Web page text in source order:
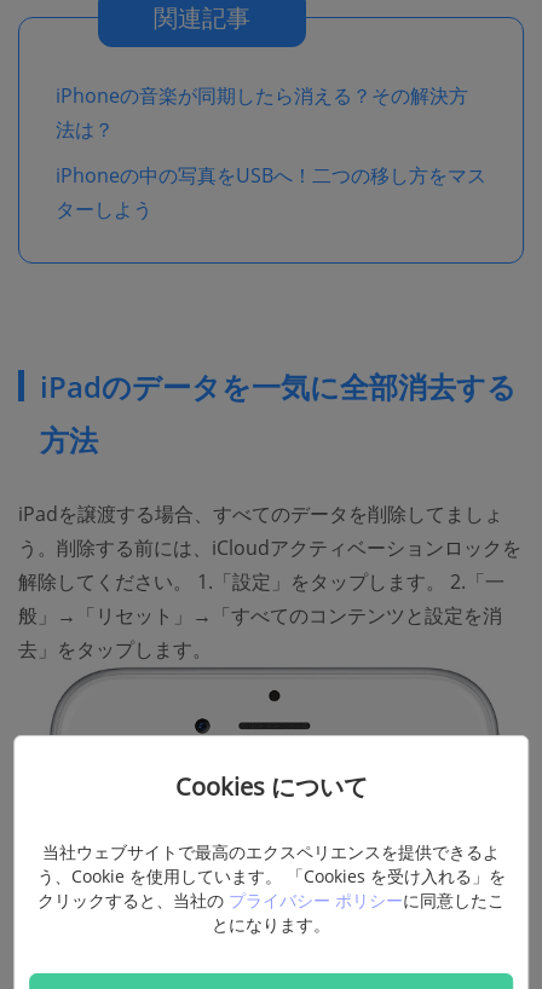
関連記事
iPhoneの音楽が同期したら消える？その解決方
法は？
iPhoneの中の写真をUSBへ！二つの移し方をマス
ターしよう
iPadのデータを一気に全部消去する
方法
iPadを譲渡する場合、すべてのデータを削除してましょ
う。削除する前には、iCloudアクティベーションロックを
解除してください。 1.「設定」をタップします。 2.「一
般」→「リセット」→「すべてのコンテンツと設定を消
去」をタップします。
Cookies について
当社ウェブサイトで最高のエクスペリエンスを提供できるよ
う、Cookie を使用しています。 「Cookies を受け入れる」を
クリックすると、当社の プライバシー ポリシーに同意したこ
とになります。